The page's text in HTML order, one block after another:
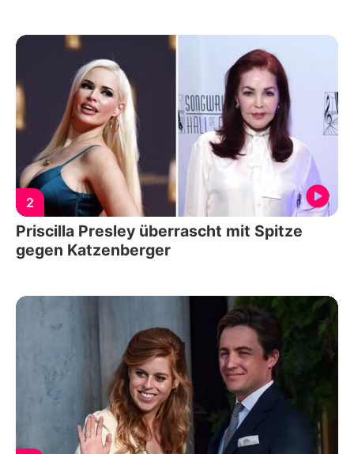
2
Priscilla Presley überrascht mit Spitze
gegen Katzenberger